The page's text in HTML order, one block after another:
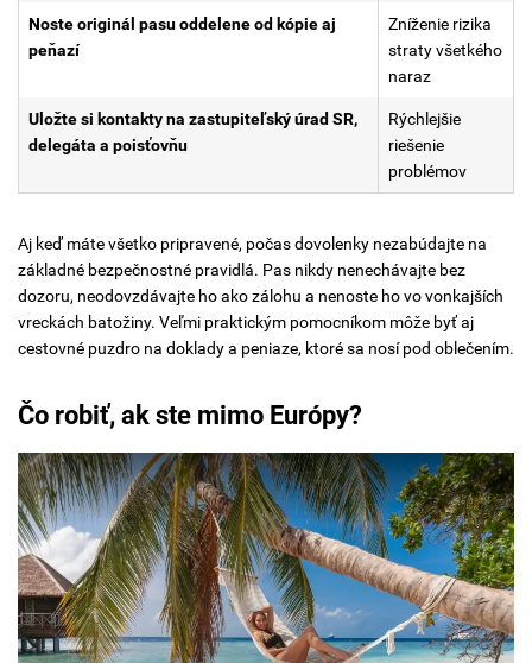
Noste originál pasu oddelene od kópie aj
peňazí
Zníženie rizika
straty všetkého
naraz
Uložte si kontakty na zastupiteľský úrad SR,
delegáta a poisťovňu
Rýchlejšie
riešenie
problémov
Aj keď máte všetko pripravené, počas dovolenky nezabúdajte na
základné bezpečnostné pravidlá. Pas nikdy nenechávajte bez
dozoru, neodovzdávajte ho ako zálohu a nenoste ho vo vonkajších
vreckách batožiny. Veľmi praktickým pomocníkom môže byť aj
cestovné puzdro na doklady a peniaze, ktoré sa nosí pod oblečením.
Čo robiť, ak ste mimo Európy?